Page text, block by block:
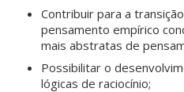
Contribuir para a
pensamento empírico
mais abstratas de
Possibilitar o
lógicas de raciocínio;